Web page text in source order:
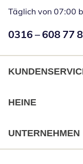
Täglich von 07:00
Numéro de
0316 – 608 77
HEINE
UNTERNEHMEN